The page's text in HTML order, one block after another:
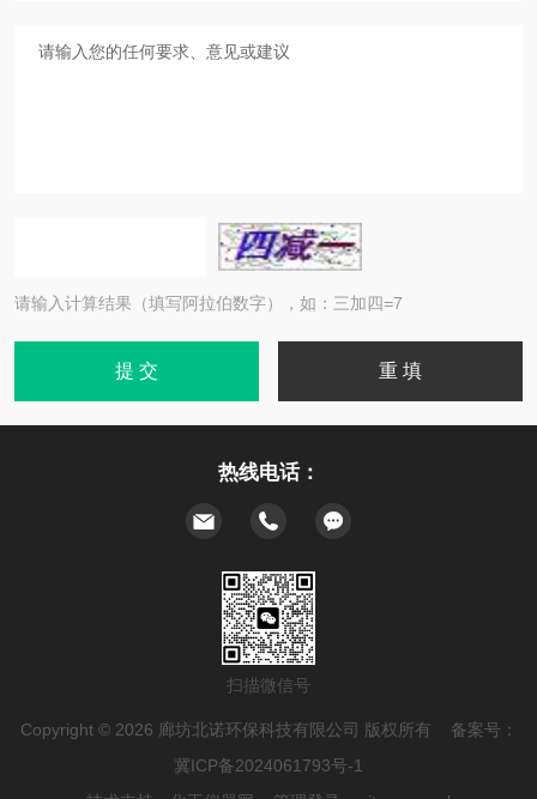
请输入计算结果（填写阿拉伯数字），如：三加四=7
热线电话：
扫描微信号
Copyright © 2026 廊坊北诺环保科技有限公司 版权所有 备案号：
冀ICP备2024061793号-1